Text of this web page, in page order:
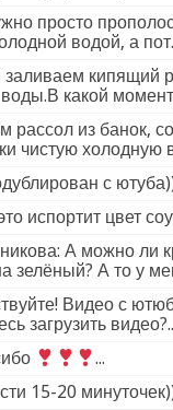
просто
водой, а
кипящий
какой
рассол из банок,
чистую холодную
с
испортит цвет
А можно ли
зелёный? А то у
Видео с
загрузить
...
15-20